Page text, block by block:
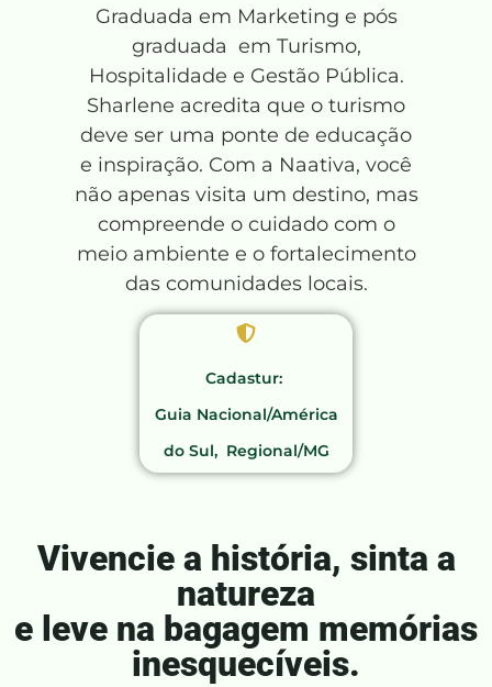
Graduada em Marketing e pós
graduada em Turismo,
Hospitalidade e Gestão Pública.
Sharlene acredita que o turismo
deve ser uma ponte de educação
e inspiração. Com a Naativa, você
não apenas visita um destino, mas
compreende o cuidado com o
meio ambiente e o fortalecimento
das comunidades locais.
Cadastur:
Guia Nacional/América
do Sul, Regional/MG
Vivencie a história, sinta a
natureza
e leve na bagagem memórias
inesquecíveis.